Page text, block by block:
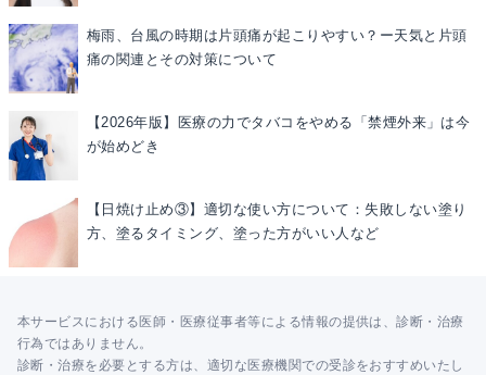
梅雨、台風の時期は片頭痛が起こりやすい？ー天気と片頭
痛の関連とその対策について
【2026年版】医療の力でタバコをやめる「禁煙外来」は今
が始めどき
【日焼け止め③】適切な使い方について：失敗しない塗り
方、塗るタイミング、塗った方がいい人など
本サービスにおける医師・医療従事者等による情報の提供は、診断・治療
行為ではありません。
診断・治療を必要とする方は、適切な医療機関での受診をおすすめいたし